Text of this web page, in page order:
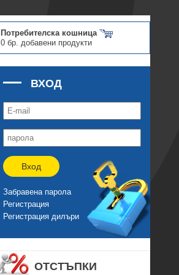
Потребителска кошница
0 бр. добавени продукти
ВХОД
Вход
Забравена парола
Регистрация
Регистрация дилъри
ОТСТЪПКИ